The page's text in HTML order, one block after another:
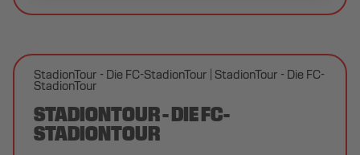
StadionTour - Die FC-StadionTour StadionTour - Die FC-
StadionTour
STADIONTOUR - DIE FC-
STADIONTOUR